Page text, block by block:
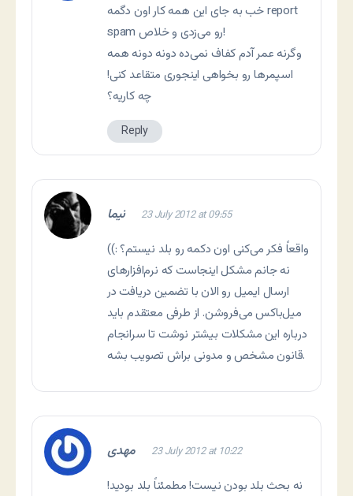
خب به جای این همه کار اون دگمه report
spam رو می‌زدی و خلاص!
وگرنه عمر آدم کفاف نمی‌ده دونه دونه همه
اسپمرها رو بخواهی اینجوری متقاعد کنی!
چه کاریه؟
Reply
نیما 23 July 2012 at 09:55
واقعاً فکر می‌کنی اون دکمه رو بلد نیستم؟ :))
نه جانم مشکل اینجاست که نرم‌افزارهای
ارسال ایمیل رو الان با تضمین دریافت در
میل‌باکس می‌فروشن. از طرفی معتقدم باید
درباره این مشکلات بیشتر نوشت تا سرانجام
قانون مشخص و مدونی براش تصویب بشه.
مهدی 23 July 2012 at 10:22
نه بحث بلد بودن نیست! مطمئناً بلد بودید!